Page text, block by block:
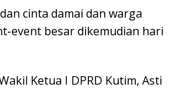
cinta damai dan warga
event besar dikemudian hari
Ketua I DPRD Kutim, Asti